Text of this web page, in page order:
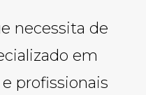
necessita de
em
profissionais